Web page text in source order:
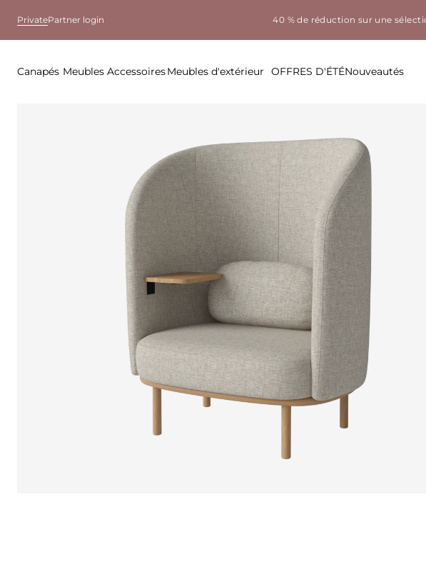
PrivatePartner login 40 % de réduction sur une
Canapés Meubles AccessoiresMeubles d'extérieur OFFRES D'ÉTÉNouveautés